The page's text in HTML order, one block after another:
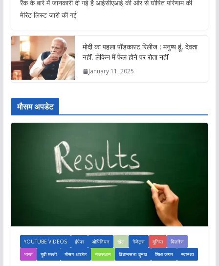
रैंक के बारे में जानकारी दी गई है आईसीएआई की ओर से घोषित परिणाम की
मेरिट लिस्ट जारी की गई
मोदी का पहला पॉडकास्ट रिलीज : मनुष्य हूं, देवता
नहीं, लेकिन मैं फेल होने पर रोता नहीं
January 11, 2025
मौसम अपडेट
YOUTUBE VIDEOS ईपेपर ओपिनियन खेल गैजेट्स दुनिया
बिज़नेस
भारत
मूवी-मस्ती मौसम अपडेट राजस्थान विधानसभा चुनाव शिक्षा जगत स्वास्थ्य